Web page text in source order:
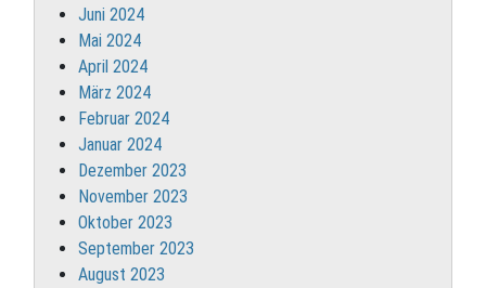
Juni 2024
Mai 2024
April 2024
März 2024
Februar 2024
Januar 2024
Dezember 2023
November 2023
Oktober 2023
September 2023
August 2023